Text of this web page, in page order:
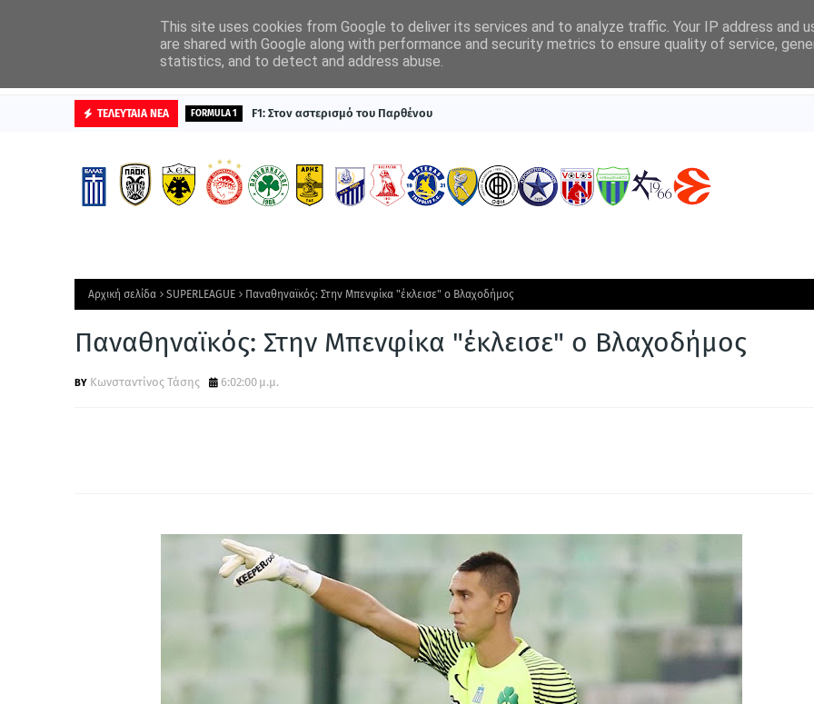
ΒΑΘΜΟΛΟΓΙΕΣ ΠΡΩΤΟΣΕΛΙΔΑ
ΤΕΛΕΥΤΑΙΑ ΝΕΑ FORMULA 1 F1: Στον αστερισμό του Παρθένου
Αρχική σελίδα SUPERLEAGUE Παναθηναϊκός: Στην Μπενφίκα "έκλεισε" ο Βλαχοδήμος
Παναθηναϊκός: Στην Μπενφίκα "έκλεισε" ο Βλαχοδήμος
Κωνσταντίνος Τάσης 6:02:00 μ.μ.
This site uses cookies from Google to deliver its services and to analyze traffic. Your IP address and
are shared with Google along with performance and security metrics to ensure quality of service,
statistics, and to detect and address abuse.